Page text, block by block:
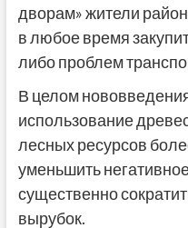
дворам» жители
в любое время
либо проблем
В целом
использование
лесных ресурсов
уменьшить
существенно
вырубок.